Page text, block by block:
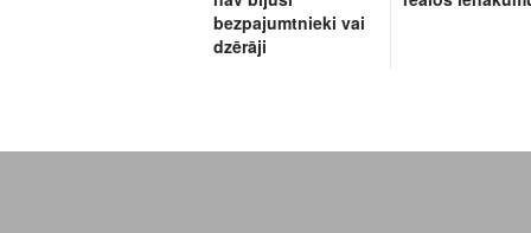
bezpajumtnieki vai
dzērāji